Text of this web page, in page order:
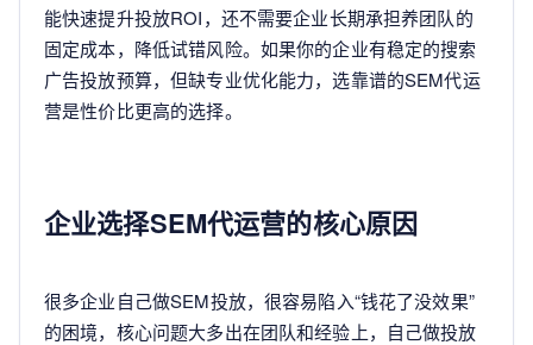
能快速提升投放ROI，还不需要企业长期承担养团队的
固定成本，降低试错风险。如果你的企业有稳定的搜索
广告投放预算，但缺专业优化能力，选靠谱的SEM代运
营是性价比更高的选择。
企业选择SEM代运营的核心原因
很多企业自己做SEM投放，很容易陷入“钱花了没效果”
的困境，核心问题大多出在团队和经验上，自己做投放